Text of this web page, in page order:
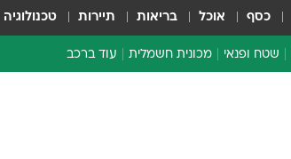
כסף אוכל בריאות תיירות טכנולוגיה
שטח ופנאי מכונית חשמלית עוד ברכב